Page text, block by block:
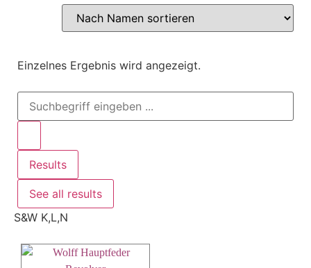
Einzelnes Ergebnis wird angezeigt.
Results
See all results
S&W K,L,N